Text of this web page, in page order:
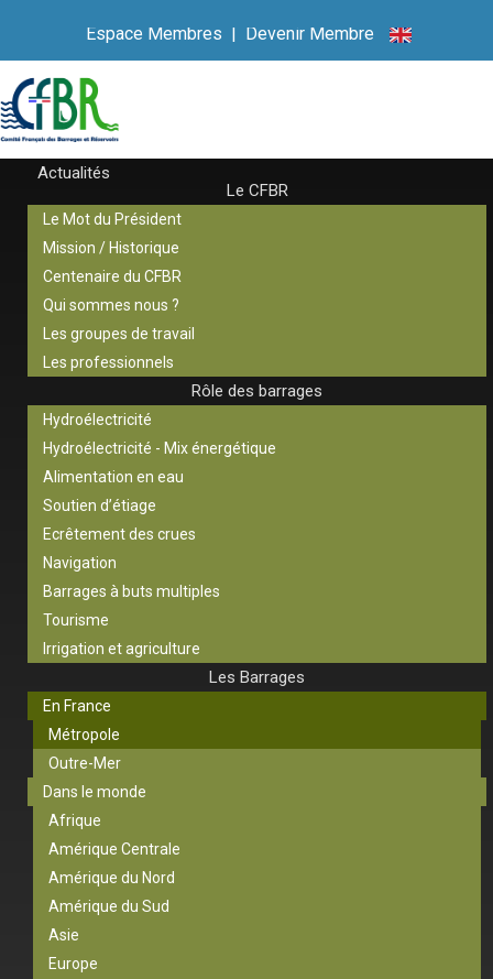
Espace Membres | Devenir Membre
Actualités
Le CFBR
Le Mot du Président
Mission / Historique
Centenaire du CFBR
Qui sommes nous ?
Les groupes de travail
Les professionnels
Rôle des barrages
Hydroélectricité
Hydroélectricité - Mix énergétique
Alimentation en eau
Soutien d’étiage
Ecrêtement des crues
Navigation
Barrages à buts multiples
Tourisme
Irrigation et agriculture
Les Barrages
En France
Métropole
Outre-Mer
Dans le monde
Afrique
Amérique Centrale
Amérique du Nord
Amérique du Sud
Asie
Europe